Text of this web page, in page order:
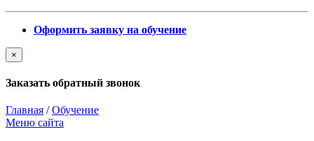
Оформить заявку на обучение
×
Заказать обратный звонок
Главная /Обучение
Меню сайта